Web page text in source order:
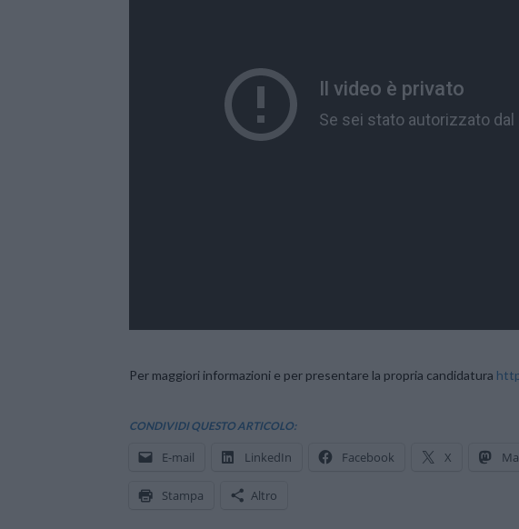
Per maggiori informazioni e per presentare la propria candidatura
CONDIVIDI QUESTO ARTICOLO:
E-mail LinkedIn Facebook X
Stampa Altro